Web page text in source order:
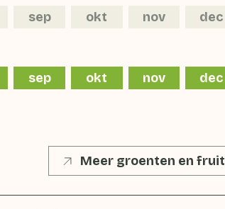
sep okt nov dec
sep okt nov dec
Meer groenten en fruit